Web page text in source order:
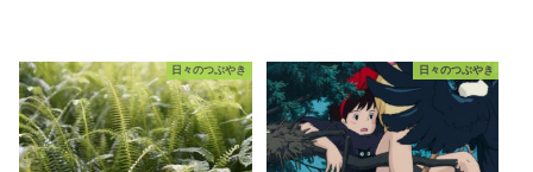
日々のつぶやき 日々のつぶやき